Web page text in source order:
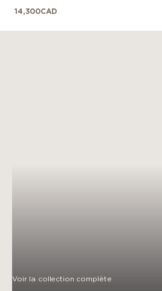
14,300CAD
Voir la collection complète